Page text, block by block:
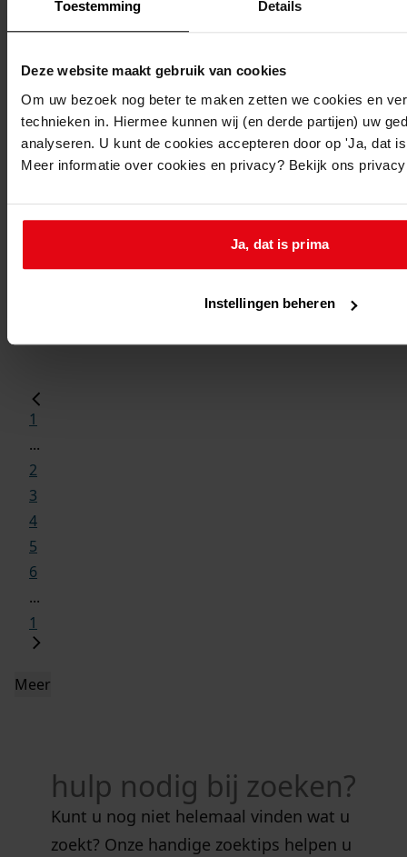
Toestemming Details
Deze website maakt gebruik van cookies
Om uw bezoek nog beter te maken zetten we cookies en
technieken in. Hiermee kunnen wij (en derde partijen) uw
analyseren. U kunt de cookies accepteren door op 'Ja, dat
Meer informatie over cookies en privacy? Bekijk ons
Ja, dat is prima
Instellingen beheren
2.
Dit bestand is nog niet gecontroleerd op volledigheid
en juistheid
Vorige
Gebruik CTRL + scroll om te scrollen
1
...
2
3
4
5
6
...
1
Meer
hulp nodig bij zoeken?
Kunt u nog niet helemaal vinden wat u
zoekt? Onze handige zoektips helpen u